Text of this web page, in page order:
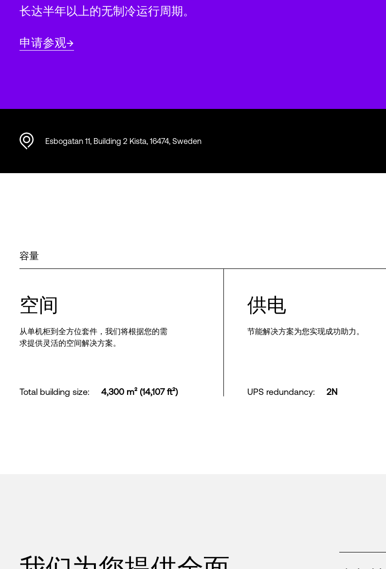
长达半年以上的无制冷运行周期。
申请参观
Esbogatan 11, Building 2 Kista, 16474, Sweden
容量
空间
从单机柜到全方位套件，我们将根据您的需
求提供灵活的空间解决方案。
Total building size: 4,300 m² (14,107 ft²)
供电
节能解决方案为您实现成功助力。
UPS redundancy: 2N